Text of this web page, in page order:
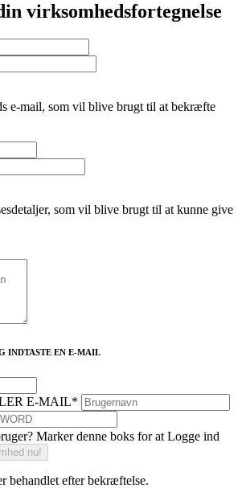
virksomhedsfortegnelse
e-mail, som vil blive brugt til at bekræfte
som vil blive brugt til at kunne give
INDTASTE EN E-MAIL
E-MAIL*
Marker denne boks for at Logge ind
behandlet efter bekræftelse.